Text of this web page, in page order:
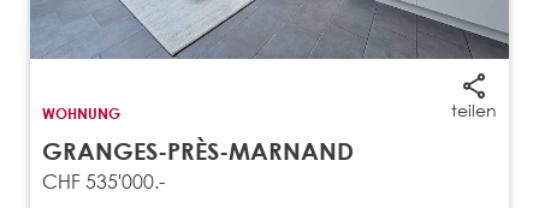
teilen
WOHNUNG
GRANGES-PRÈS-MARNAND
CHF 535'000.-